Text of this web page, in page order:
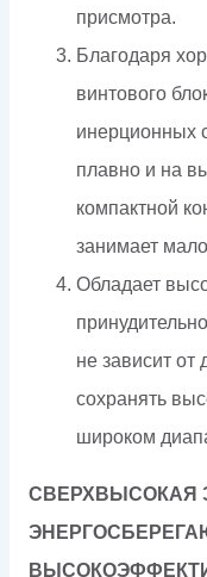
присмотра.
Благодаря
винтового
инерционных
плавно и на
компактной
занимает
Обладает
не зависит
сохранять
широком
СВЕРХВЫСОКАЯ